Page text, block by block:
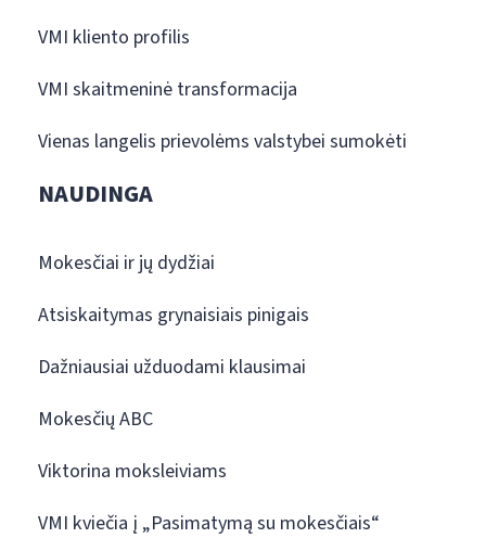
VMI kliento profilis
VMI skaitmeninė transformacija
Vienas langelis prievolėms valstybei sumokėti
NAUDINGA
Mokesčiai ir jų dydžiai
Atsiskaitymas grynaisiais pinigais
Dažniausiai užduodami klausimai
Mokesčių ABC
Viktorina moksleiviams
VMI kviečia į „Pasimatymą su mokesčiais“